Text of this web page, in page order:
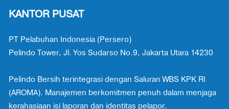
KANTOR PUSAT
PT Pelabuhan Indonesia (Persero)
Pelindo Tower, Jl. Yos Sudarso No.9, Jakarta Utara 14230
Pelindo Bersih terintegrasi dengan Saluran WBS KPK RI
(AROMA). Manajemen berkomitmen penuh dalam menjaga
kerahasiaan isi laporan dan identitas pelapor.